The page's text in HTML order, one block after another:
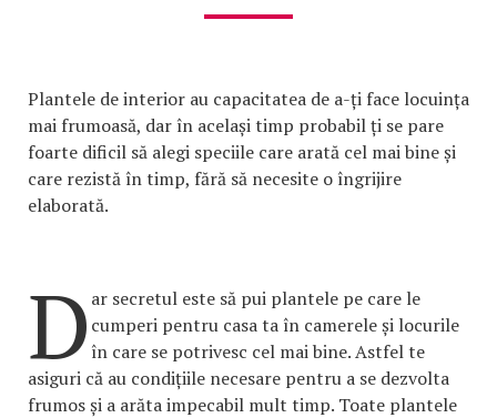
Plantele de interior au capacitatea de a-ți face locuința
mai frumoasă, dar în același timp probabil ți se pare
foarte dificil să alegi speciile care arată cel mai bine și
care rezistă în timp, fără să necesite o îngrijire
elaborată.
D ar secretul este să pui plantele pe care le
cumperi pentru casa ta în camerele și locurile
în care se potrivesc cel mai bine. Astfel te
asiguri că au condițiile necesare pentru a se dezvolta
frumos și a arăta impecabil mult timp. Toate plantele